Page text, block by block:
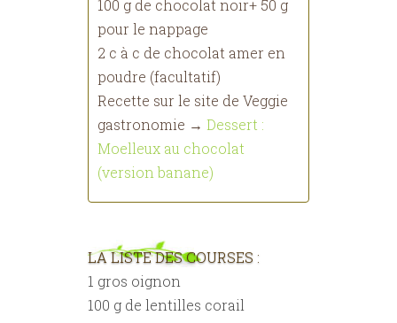
100 g de chocolat noir+ 50 g
pour le nappage
2 c à c de chocolat amer en
poudre (facultatif)
Recette sur le site de Veggie
gastronomie → Dessert :
Moelleux au chocolat
(version banane)
LA LISTE DES COURSES :
1 gros oignon
100 g de lentilles corail